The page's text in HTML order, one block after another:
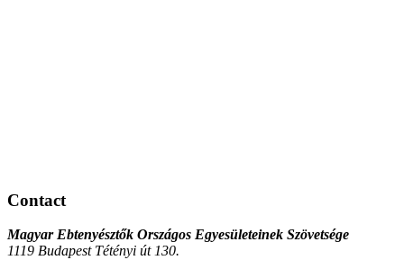
Contact
Magyar Ebtenyésztők Országos Egyesületeinek Szövetsége
1119 Budapest Tétényi út 130.